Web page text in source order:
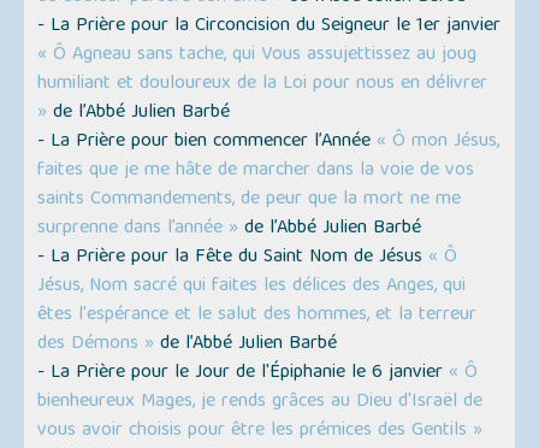
- La Prière pour la Circoncision du Seigneur le 1er janvier
« Ô Agneau sans tache, qui Vous assujettissez au joug
humiliant et douloureux de la Loi pour nous en délivrer
» de l’Abbé Julien Barbé
- La Prière pour bien commencer l’Année « Ô mon Jésus,
faites que je me hâte de marcher dans la voie de vos
saints Commandements, de peur que la mort ne me
surprenne dans l’année » de l’Abbé Julien Barbé
- La Prière pour la Fête du Saint Nom de Jésus « Ô
Jésus, Nom sacré qui faites les délices des Anges, qui
êtes l'espérance et le salut des hommes, et la terreur
des Démons » de l’Abbé Julien Barbé
- La Prière pour le Jour de l'Épiphanie le 6 janvier « Ô
bienheureux Mages, je rends grâces au Dieu d'Israël de
vous avoir choisis pour être les prémices des Gentils »